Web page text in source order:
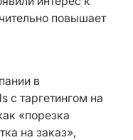
повышает
в
с таргетингом на
«порезка
на заказ»,